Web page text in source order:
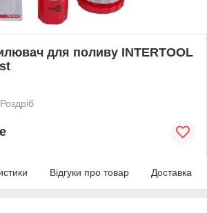
для поливу INTERTOOL
Роздріб
Відгуки про товар Доставка